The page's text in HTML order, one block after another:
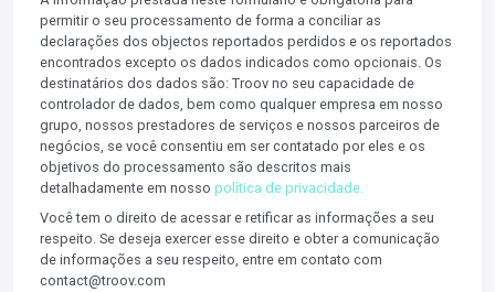
permitir o seu processamento de forma a conciliar as
declarações dos objectos reportados perdidos e os reportados
encontrados excepto os dados indicados como opcionais. Os
destinatários dos dados são: Troov no seu capacidade de
controlador de dados, bem como qualquer empresa em nosso
grupo, nossos prestadores de serviços e nossos parceiros de
negócios, se você consentiu em ser contatado por eles e os
objetivos do processamento são descritos mais
detalhadamente em nosso política de privacidade.
Você tem o direito de acessar e retificar as informações a seu
respeito. Se deseja exercer esse direito e obter a comunicação
de informações a seu respeito, entre em contato com
contact@troov.com